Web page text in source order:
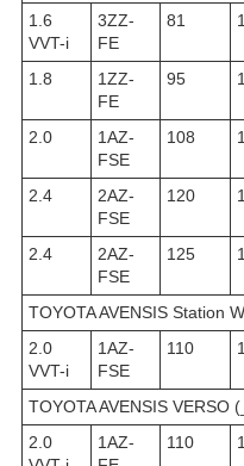
1.6
VVT-i
3ZZ-
FE
81
1.8
1ZZ-
FE
95
2.0
1AZ-
FSE
108
2.4
2AZ-
FSE
120
2.4
2AZ-
FSE
125
TOYOTA AVENSIS Station
2.0
VVT-i
1AZ-
FSE
110
TOYOTA AVENSIS VERSO
2.0
1AZ-
110